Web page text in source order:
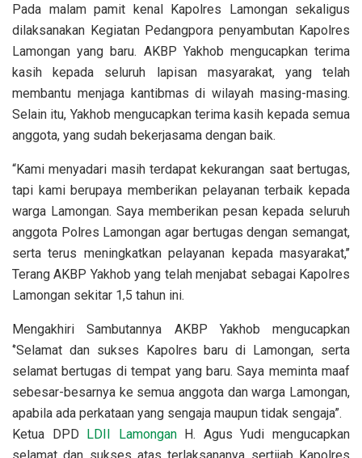
Pada malam pamit kenal Kapolres Lamongan sekaligus
dilaksanakan Kegiatan Pedangpora penyambutan Kapolres
Lamongan yang baru. AKBP Yakhob mengucapkan terima
kasih kepada seluruh lapisan masyarakat, yang telah
membantu menjaga kantibmas di wilayah masing-masing.
Selain itu, Yakhob mengucapkan terima kasih kepada semua
anggota, yang sudah bekerjasama dengan baik.
“Kami menyadari masih terdapat kekurangan saat bertugas,
tapi kami berupaya memberikan pelayanan terbaik kepada
warga Lamongan. Saya memberikan pesan kepada seluruh
anggota Polres Lamongan agar bertugas dengan semangat,
serta terus meningkatkan pelayanan kepada masyarakat,’’
Terang AKBP Yakhob yang telah menjabat sebagai Kapolres
Lamongan sekitar 1,5 tahun ini.
Mengakhiri Sambutannya AKBP Yakhob mengucapkan
‘’Selamat dan sukses Kapolres baru di Lamongan, serta
selamat bertugas di tempat yang baru. Saya meminta maaf
sebesar-besarnya ke semua anggota dan warga Lamongan,
apabila ada perkataan yang sengaja maupun tidak sengaja”.
Ketua DPD LDII LamonganH. Agus Yudi mengucapkan